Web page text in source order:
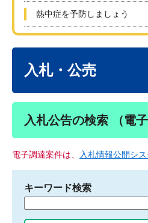
熱中症を予防しましょう
入札・公売
入札公告の検索 （電
電子調達案件は、 入札情報公開シ
キーワード検索